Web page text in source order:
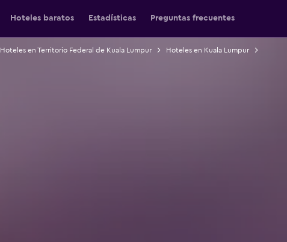
Hoteles baratos Estadísticas Preguntas frecuentes
Hoteles en Territorio Federal de Kuala Lumpur
Hoteles en Kuala Lumpur